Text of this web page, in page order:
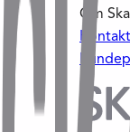
Om
Kontakt